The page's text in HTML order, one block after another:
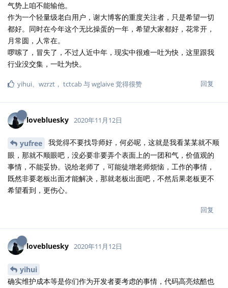
气势上咱不能输他。
作为一个轻量级老白用户，谢大博客的重度关注者，只是希望一切
都好。同时在今年这个无比操蛋的一年，希望大家都好，花常开，
月常圆，人常在。
啰嗦了，冒失了，不过人近中年，现实中很难一吐为快，这里跟我
行业没交集，一吐为快。
回复
yihui、 wzrzt ， tctcab与wglaive觉得很赞
lovebluesky 2020年11月12日
yufree
我觉得不要找导师好，何必呢，这就是我看某某就不顺
眼，那就不顺眼吧，没必要非要弄个表面上的一团和气，价值观的
事情，不能妥协。说给老师了，可能徒增老师烦恼，工作的事情，
既然非要老板出面才能解决，那就老板出面吧，不然后果老板更不
希望看到，更伤心。
回复
lovebluesky 2020年11月12日
yihui
确实维护成本等是你们作为开发者要考虑的事情，代码高亮炫酷也